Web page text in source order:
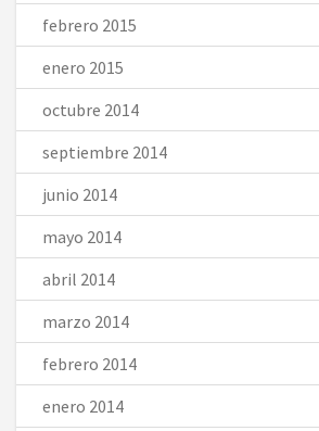
febrero 2015
enero 2015
octubre 2014
septiembre 2014
junio 2014
mayo 2014
abril 2014
marzo 2014
febrero 2014
enero 2014